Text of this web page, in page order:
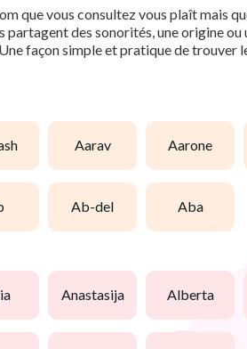
que vous consultez vous plaît mais
des sonorités, une origine ou
façon simple et pratique de trouver
aarav aarone
ab-del aba
anastasija alberta